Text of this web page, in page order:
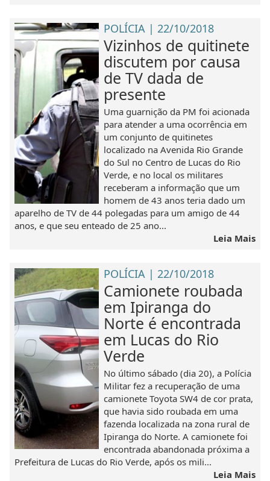
POLÍCIA | 22/10/2018
Vizinhos de quitinete
discutem por causa
de TV dada de
presente
Uma guarnição da PM foi acionada
para atender a uma ocorrência em
um conjunto de quitinetes
localizado na Avenida Rio Grande
do Sul no Centro de Lucas do Rio
Verde, e no local os militares
receberam a informação que um
homem de 43 anos teria dado um
aparelho de TV de 44 polegadas para um amigo de 44
anos, e que seu enteado de 25 ano...
Leia Mais
POLÍCIA | 22/10/2018
Camionete roubada
em Ipiranga do
Norte é encontrada
em Lucas do Rio
Verde
No último sábado (dia 20), a Polícia
Militar fez a recuperação de uma
camionete Toyota SW4 de cor prata,
que havia sido roubada em uma
fazenda localizada na zona rural de
Ipiranga do Norte. A camionete foi
encontrada abandonada próxima a
Prefeitura de Lucas do Rio Verde, após os mili...
Leia Mais